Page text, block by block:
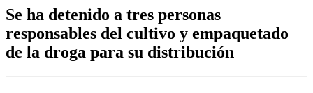
Se ha detenido a tres personas
responsables del cultivo y empaquetado
de la droga para su distribución